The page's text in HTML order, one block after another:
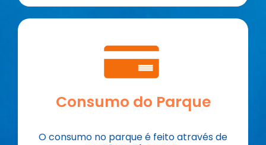
Consumo do Parque
O consumo no parque é feito através de